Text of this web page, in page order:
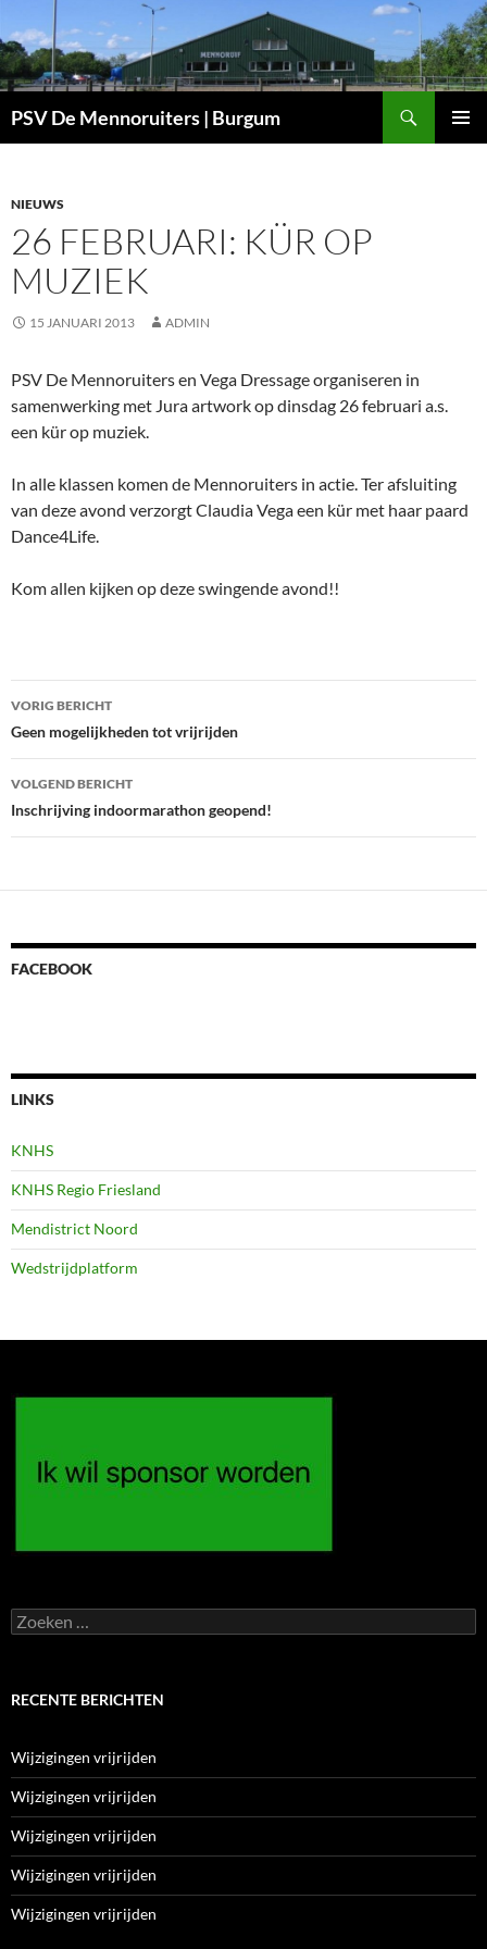
naar
de
inhoud
PSV De Mennoruiters | Burgum
NIEUWS
26 FEBRUARI: KÜR OP
MUZIEK
15 JANUARI 2013 ADMIN
PSV De Mennoruiters en Vega Dressage organiseren in
samenwerking met Jura artwork op dinsdag 26 februari a.s.
een kür op muziek.
In alle klassen komen de Mennoruiters in actie. Ter afsluiting
van deze avond verzorgt Claudia Vega een kür met haar paard
Dance4Life.
Kom allen kijken op deze swingende avond!!
Bericht
navigatie
VORIG BERICHT
Geen mogelijkheden tot vrijrijden
VOLGEND BERICHT
Inschrijving indoormarathon geopend!
FACEBOOK
LINKS
KNHS
KNHS Regio Friesland
Mendistrict Noord
Wedstrijdplatform
Zoeken
naar:
RECENTE BERICHTEN
Wijzigingen vrijrijden
Wijzigingen vrijrijden
Wijzigingen vrijrijden
Wijzigingen vrijrijden
Wijzigingen vrijrijden